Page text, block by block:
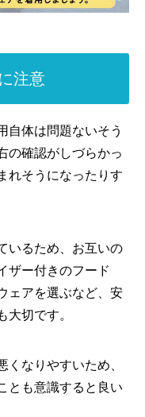
注意
自体は問題ないそう
の確認がしづらかっ
れそうになったりす
いるため、お互いの
ザー付きのフード
ェアを選ぶなど、安
大切です。
くなりやすいため、
とも意識すると良い